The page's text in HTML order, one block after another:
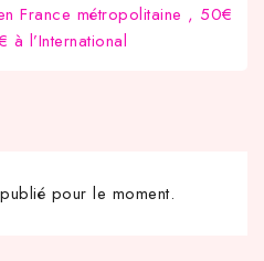
France métropolitaine , 50€
l’International
pour le moment.